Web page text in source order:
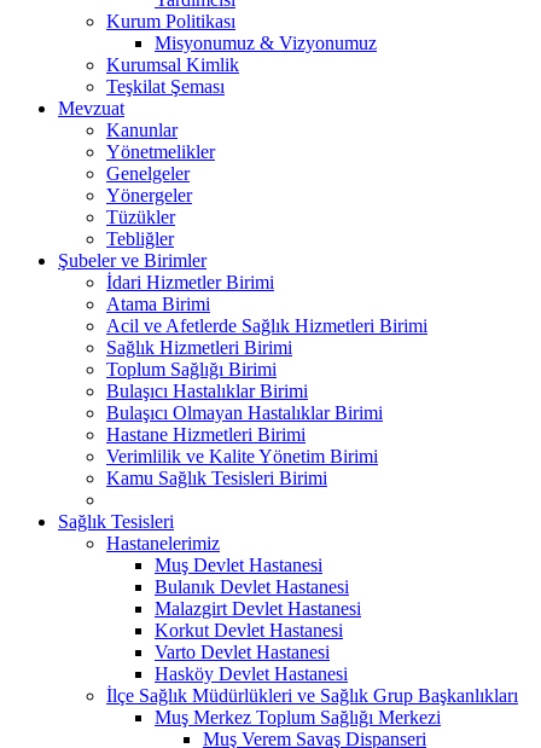
Kurum Politikası
Misyonumuz & Vizyonumuz
Kurumsal Kimlik
Teşkilat Şeması
Mevzuat
Kanunlar
Yönetmelikler
Genelgeler
Yönergeler
Tüzükler
Tebliğler
Şubeler ve Birimler
İdari Hizmetler Birimi
Atama Birimi
Acil ve Afetlerde Sağlık Hizmetleri Birimi
Sağlık Hizmetleri Birimi
Toplum Sağlığı Birimi
Bulaşıcı Hastalıklar Birimi
Bulaşıcı Olmayan Hastalıklar Birimi
Hastane Hizmetleri Birimi
Verimlilik ve Kalite Yönetim Birimi
Kamu Sağlık Tesisleri Birimi
Sağlık Tesisleri
Hastanelerimiz
Muş Devlet Hastanesi
Bulanık Devlet Hastanesi
Malazgirt Devlet Hastanesi
Korkut Devlet Hastanesi
Varto Devlet Hastanesi
Hasköy Devlet Hastanesi
İlçe Sağlık Müdürlükleri ve Sağlık Grup Başkanlıkları
Muş Merkez Toplum Sağlığı Merkezi
Muş Verem Savaş Dispanseri